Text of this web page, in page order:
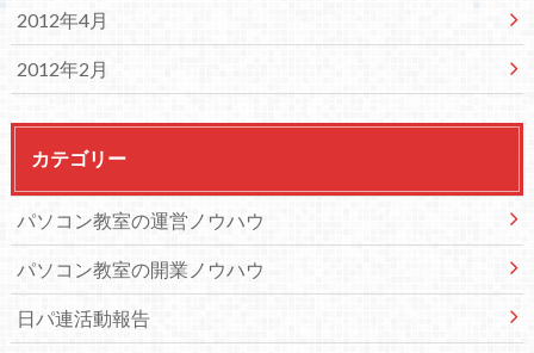
2012年4月
2012年2月
カテゴリー
パソコン教室の運営ノウハウ
パソコン教室の開業ノウハウ
日パ連活動報告